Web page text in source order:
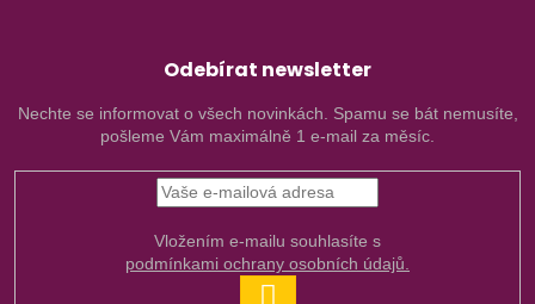
Odebírat newsletter
Nechte se informovat o všech novinkách. Spamu se bát nemusíte,
pošleme Vám maximálně 1 e-mail za měsíc.
podmínkami ochrany osobních údajů.